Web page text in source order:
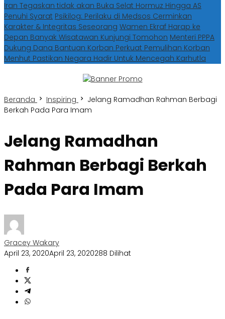
Iran Tegaskan tidak akan Buka Selat Hormuz Hingga AS
Penuhi Syarat Psikilog: Perilaku di Medsos Cerminkan
Karakter & Integritas Seseorang Wamen Ekraf Harap ke
Depan Banyak Wisatawan Kunjungi Tomohon Menteri PPPA
Dukung Dana Bantuan Korban Perkuat Pemulihan Korban
Menhut Pastikan Negara Hadir Untuk Mencegah Karhutla
Beranda Inspiring
Jelang Ramadhan Rahman Berbagi
Berkah Pada Para Imam
Jelang Ramadhan
Rahman Berbagi Berkah
Pada Para Imam
Gracey Wakary
April 23, 2020April 23, 2020288 Dilihat